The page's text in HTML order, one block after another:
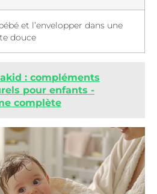
et l’envelopper dans une
douce
: compléments
pour enfants -
complète